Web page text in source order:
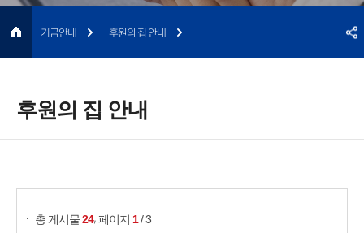
후원의 집 안내
기금안내 후원의 집 안내
총 게시물24, 페이지 1/ 3